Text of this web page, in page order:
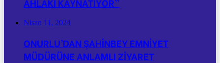
AHLAKI KAYNATIYOR”
Nisan 11, 2024
ONURLU’DAN ŞAHİNBEY EMNİYET
MÜDÜRÜNE ANLAMLI ZİYARET